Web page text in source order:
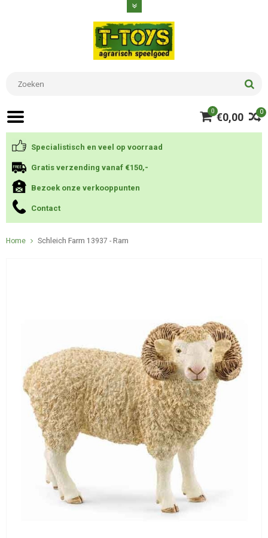
0
0 €0,00
Specialistisch en veel op voorraad
Gratis verzending vanaf €150,-
Bezoek onze verkooppunten
Contact
Home Schleich Farm 13937 - Ram